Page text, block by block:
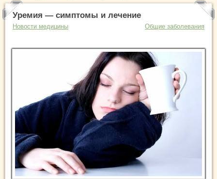
Уремия — симптомы и лечение
Новости медицины Общие заболевания